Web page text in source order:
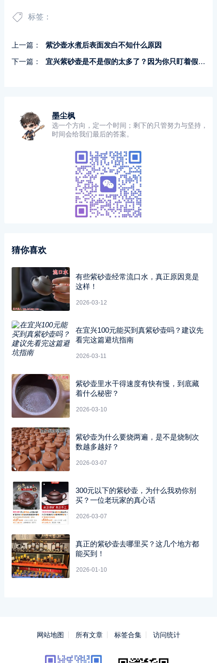
标签：
上一篇：
紫沙壶水煮后表面发白不知什么原因
下一篇：
宜兴紫砂壶是不是假的太多了？因为你只盯着假壶看
墨尘枫
选一个方向，定一个时间；剩下的只管努力与坚持，
时间会给我们最后的答案。
猜你喜欢
有些紫砂壶经常流口水，真正原因竟是
这样！
2026-03-12
在宜兴100元能买到真紫砂壶吗？建议先
看完这篇避坑指南
2026-03-11
紫砂壶里水干得速度有快有慢，到底藏
着什么秘密？
2026-03-10
紫砂壶为什么要烧两遍，是不是烧制次
数越多越好？
2026-03-07
300元以下的紫砂壶，为什么我劝你别
买？一位老玩家的真心话
2026-03-07
真正的紫砂壶去哪里买？这几个地方都
能买到！
2026-01-10
网站地图 所有文章 标签合集 访问统计